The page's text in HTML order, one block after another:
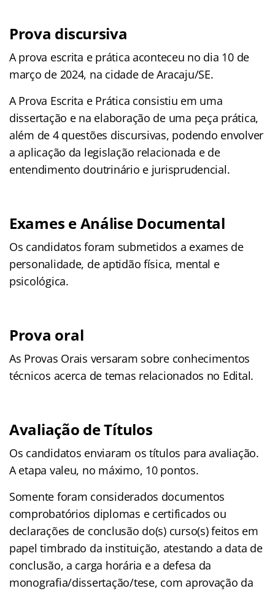
Prova discursiva
A prova escrita e prática aconteceu no dia 10 de
março de 2024, na cidade de Aracaju/SE.
A Prova Escrita e Prática consistiu em uma
dissertação e na elaboração de uma peça prática,
além de 4 questões discursivas, podendo envolver
a aplicação da legislação relacionada e de
entendimento doutrinário e jurisprudencial.
Exames e Análise Documental
Os candidatos foram submetidos a exames de
personalidade, de aptidão física, mental e
psicológica.
Prova oral
As Provas Orais versaram sobre conhecimentos
técnicos acerca de temas relacionados no Edital.
Avaliação de Títulos
Os candidatos enviaram os títulos para avaliação.
A etapa valeu, no máximo, 10 pontos.
Somente foram considerados documentos
comprobatórios diplomas e certificados ou
declarações de conclusão do(s) curso(s) feitos em
papel timbrado da instituição, atestando a data de
conclusão, a carga horária e a defesa da
monografia/dissertação/tese, com aprovação da